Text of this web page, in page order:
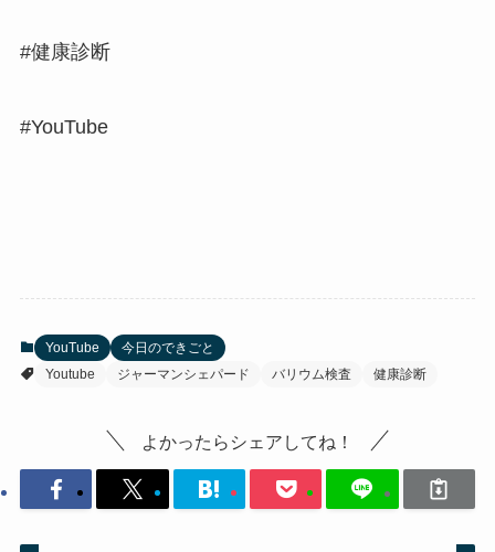
#健康診断
#YouTube
YouTube
今日のできごと
Youtube
ジャーマンシェパード バリウム検査 健康診断
よかったらシェアしてね！